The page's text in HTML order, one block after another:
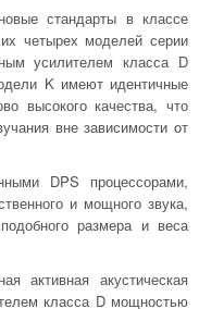
стандарты в классе
четырех моделей серии
усилителем класса D
K имеют идентичные
высокого качества, что
вне зависимости от
DPS процессорами,
и мощного звука,
размера и веса
активная акустическая
класса D мощностью